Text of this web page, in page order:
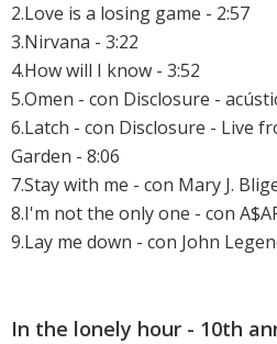
2.Love is a losing game - 2:57
3.Nirvana - 3:22
4.How will I know - 3:52
5.Omen - con Disclosure -
6.Latch - con Disclosure - Live
Garden - 8:06
7.Stay with me - con Mary J.
8.I'm not the only one - con
9.Lay me down - con John
In the lonely hour - 10th